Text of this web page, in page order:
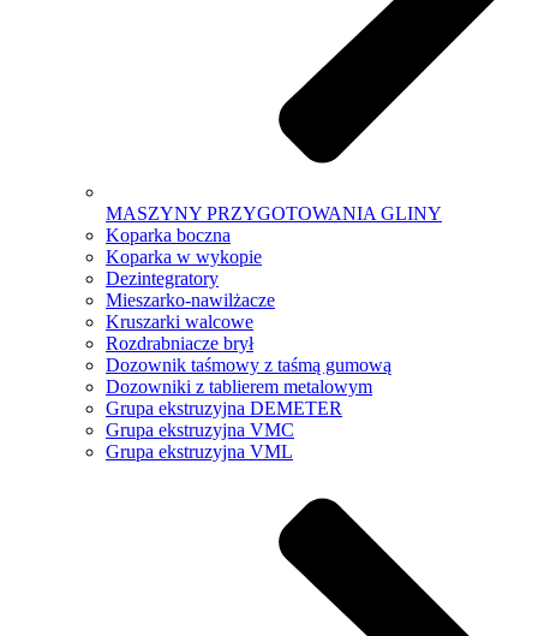
MASZYNY PRZYGOTOWANIA GLINY
Koparka boczna
Koparka w wykopie
Dezintegratory
Mieszarko-nawilżacze
Kruszarki walcowe
Rozdrabniacze brył
Dozownik taśmowy z taśmą gumową
Dozowniki z tablierem metalowym
Grupa ekstruzyjna DEMETER
Grupa ekstruzyjna VMC
Grupa ekstruzyjna VML